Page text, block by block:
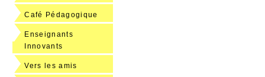
Café Pédagogique
Enseignants
Innovants
Vers les amis